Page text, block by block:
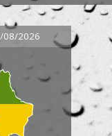
08/2026